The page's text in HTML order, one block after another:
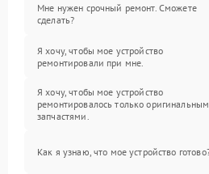
Мне нужен срочный ремонт. Сможете
сделать?
Я хочу, чтобы мое устройство
ремонтировали при мне.
Я хочу, чтобы мое устройство
ремонтировалось только
запчастями.
Как я узнаю, что мое устройство